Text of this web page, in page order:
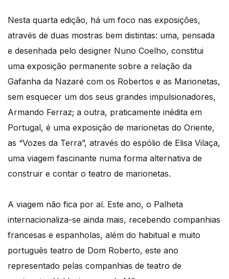
Nesta quarta edição, há um foco nas exposições,
através de duas mostras bem distintas: uma, pensada
e desenhada pelo designer Nuno Coelho, constitui
uma exposição permanente sobre a relação da
Gafanha da Nazaré com os Robertos e as Marionetas,
sem esquecer um dos seus grandes impulsionadores,
Armando Ferraz; a outra, praticamente inédita em
Portugal, é uma exposição de marionetas do Oriente,
as “Vozes da Terra”, através do espólio de Elisa Vilaça,
uma viagem fascinante numa forma alternativa de
construir e contar o teatro de marionetas.
A viagem não fica por aí. Este ano, o Palheta
internacionaliza-se ainda mais, recebendo companhias
francesas e espanholas, além do habitual e muito
português teatro de Dom Roberto, este ano
representado pelas companhias de teatro de